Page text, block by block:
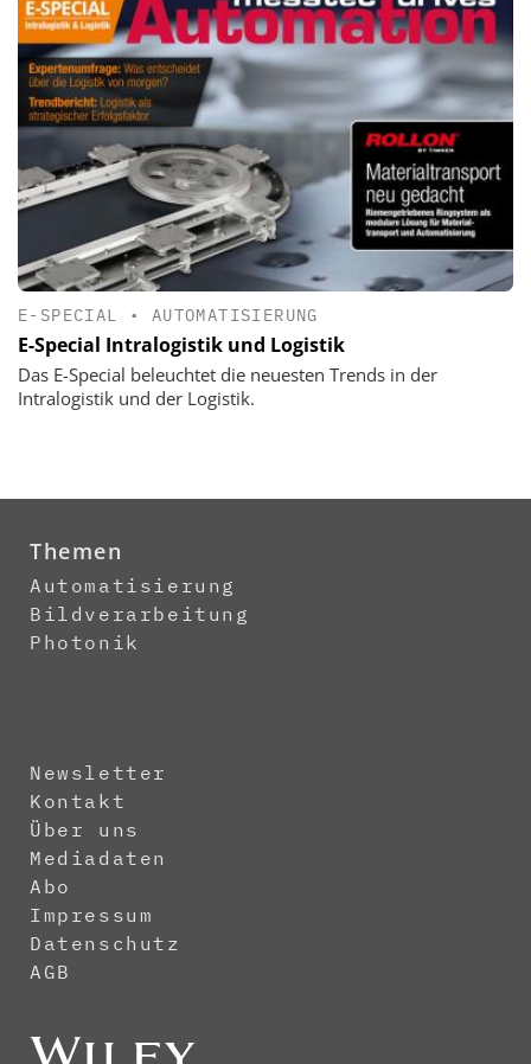
E-SPECIAL • AUTOMATISIERUNG
E-Special Intralogistik und Logistik
Das E-Special beleuchtet die neuesten Trends in der
Intralogistik und der Logistik.
Themen
Automatisierung
Bildverarbeitung
Photonik
Newsletter
Kontakt
Über uns
Mediadaten
Abo
Impressum
Datenschutz
AGB